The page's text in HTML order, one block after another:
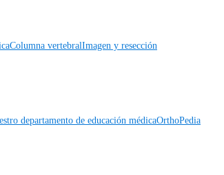
Columna vertebralImagen y resección
departamento de educación médicaOrthoPedia